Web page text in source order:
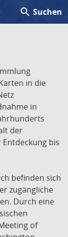
search Suchen
in die
in
der
bis
befinden sich
zugängliche
Durch eine
of